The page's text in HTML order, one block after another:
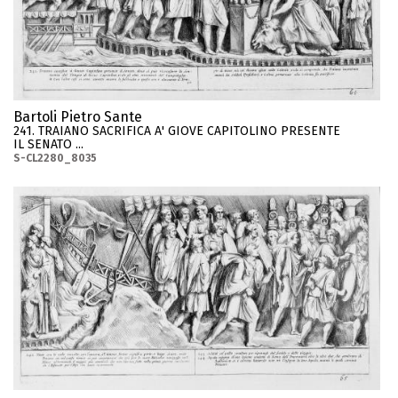
Bartoli Pietro Sante
241. TRAIANO SACRIFICA A' GIOVE CAPITOLINO PRESENTE
IL SENATO ...
S-CL2280_8035